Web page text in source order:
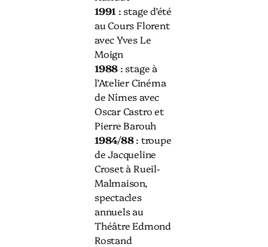
1991 : stage d’été
au Cours Florent
avec Yves Le
Moign
1988 : stage à
l’Atelier Cinéma
de Nîmes avec
Oscar Castro et
Pierre Barouh
1984/88: troupe
de Jacqueline
Croset à Rueil-
Malmaison,
spectacles
annuels au
Théâtre Edmond
Rostand